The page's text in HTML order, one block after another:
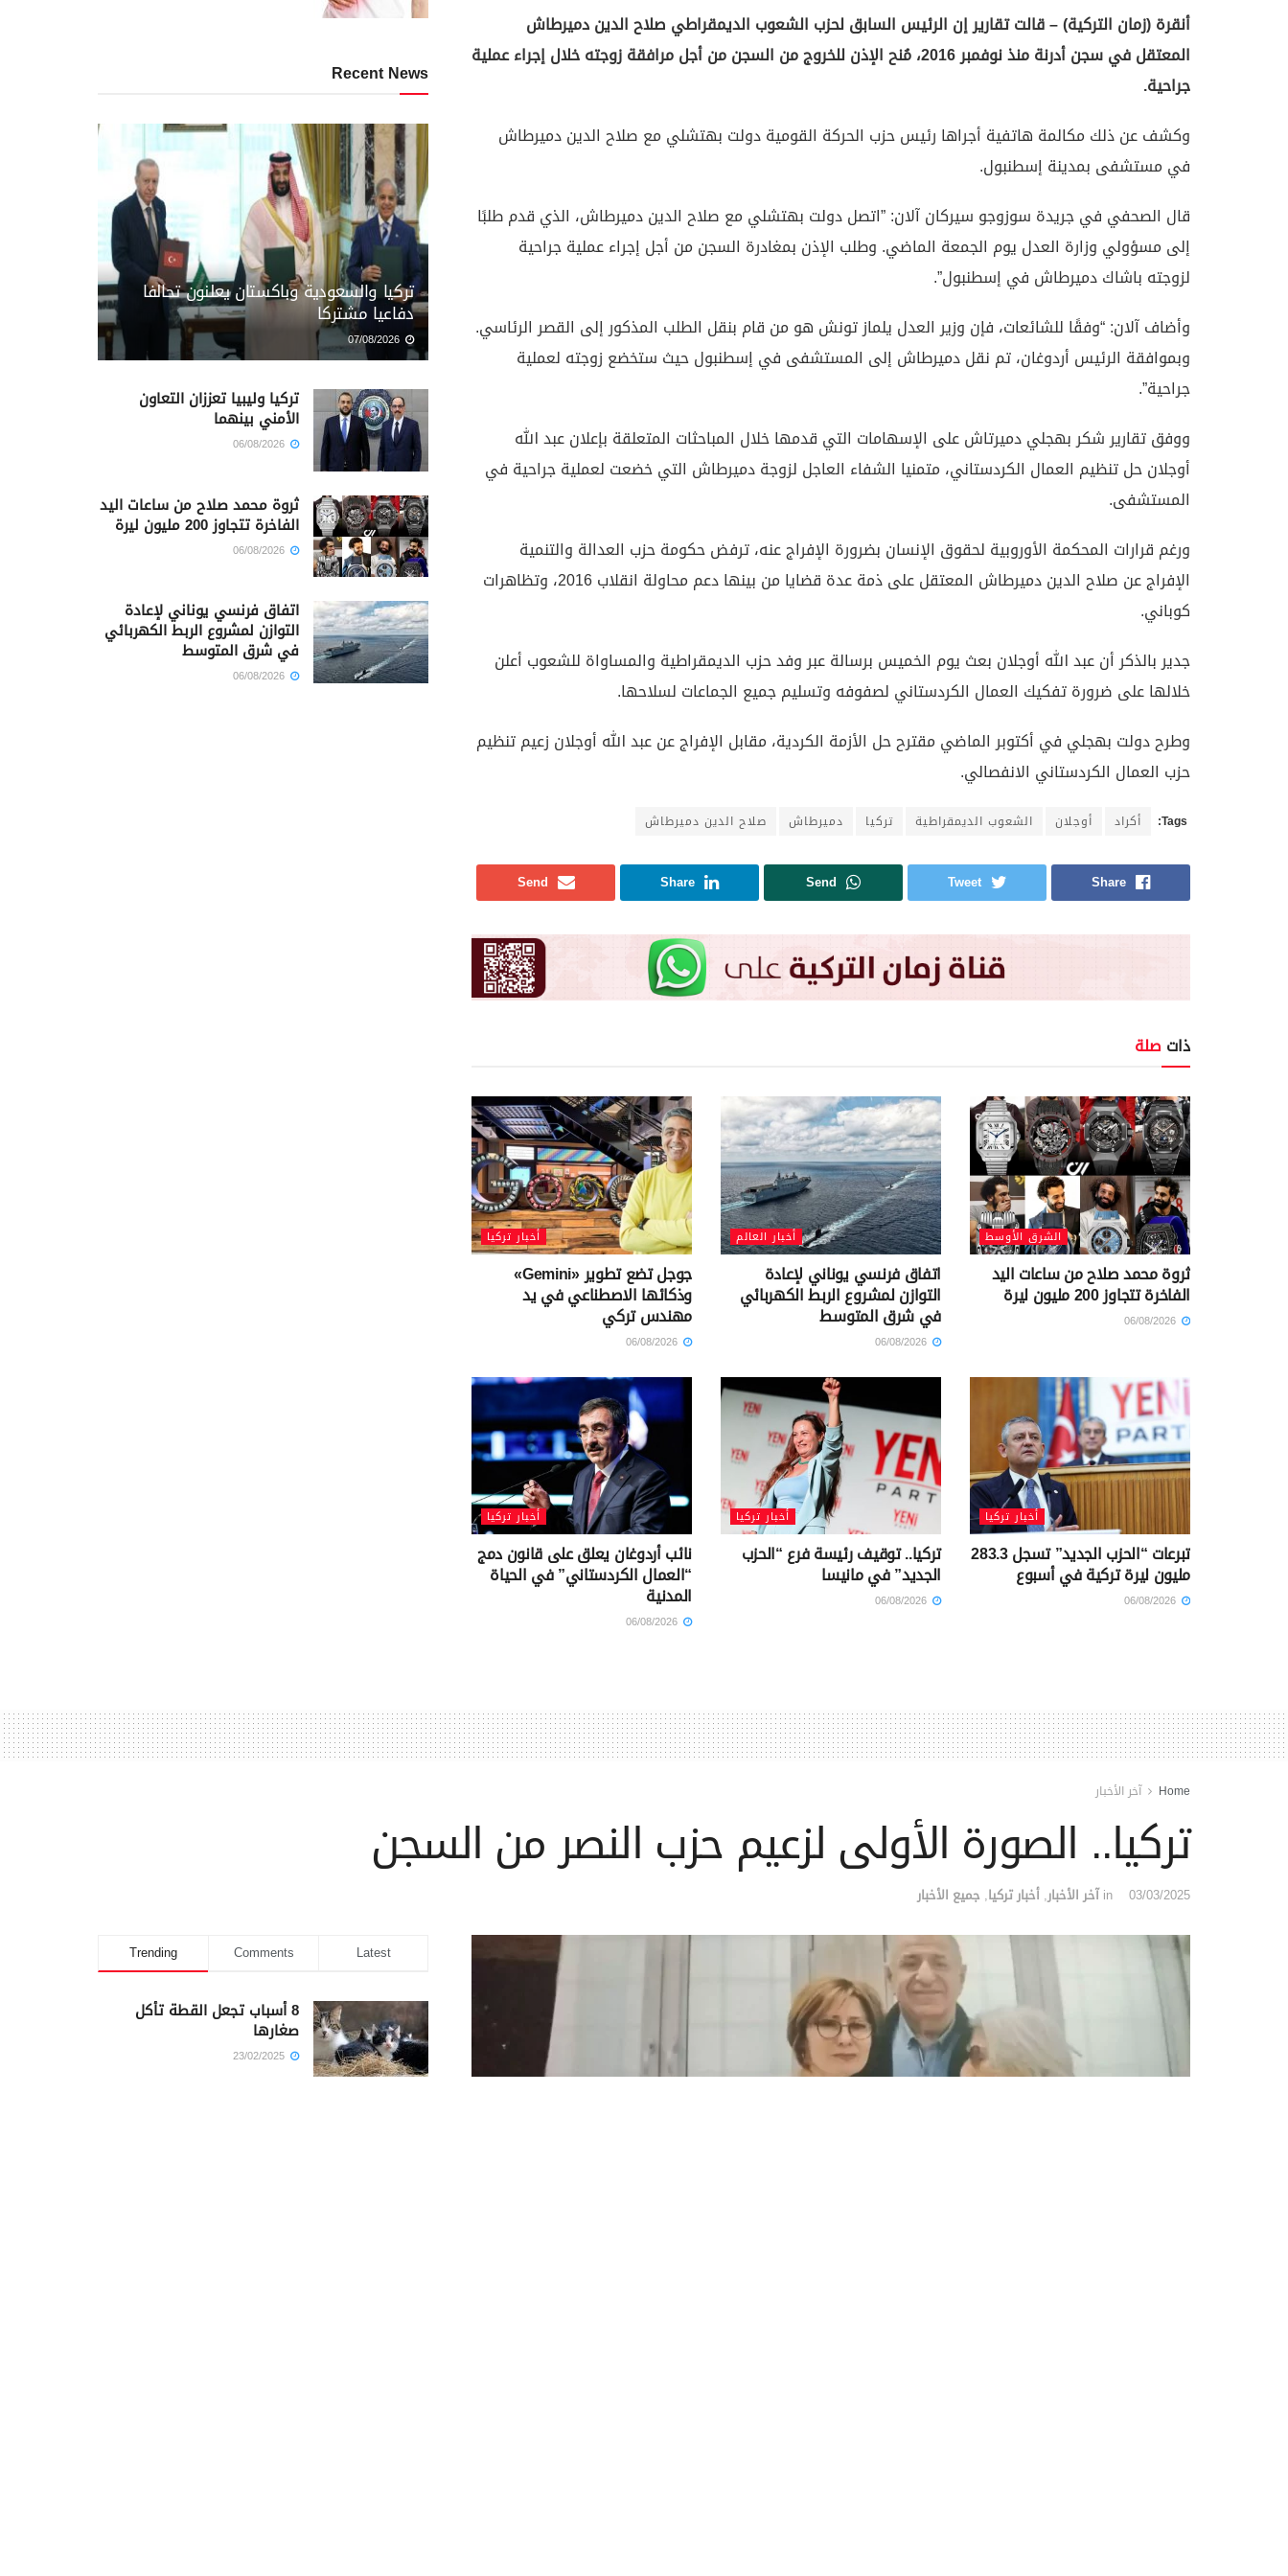
أنقرة (زمان التركية) – قالت تقارير إن الرئيس السابق لحزب الشعوب الديمقراطي صلاح الدين دميرطاش
المعتقل في سجن أدرنة منذ نوفمبر 2016، مُنح الإذن للخروج من السجن من أجل مرافقة زوجته خلال إجراء عملية
جراحية.
وكشف عن ذلك مكالمة هاتفية أجراها رئيس حزب الحركة القومية دولت بهتشلي مع صلاح الدين دميرطاش
في مستشفى بمدينة إسطنبول.
قال الصحفي في جريدة سوزوجو سيركان آلان: ”اتصل دولت بهتشلي مع صلاح الدين دميرطاش، الذي قدم طلبًا
إلى مسؤولي وزارة العدل يوم الجمعة الماضي. وطلب الإذن بمغادرة السجن من أجل إجراء عملية جراحية
لزوجته باشاك دميرطاش في إسطنبول”.
وأضاف آلان: “وفقًا للشائعات، فإن وزير العدل يلماز تونش هو من قام بنقل الطلب المذكور إلى القصر الرئاسي.
وبموافقة الرئيس أردوغان، تم نقل دميرطاش إلى المستشفى في إسطنبول حيث ستخضع زوجته لعملية
جراحية”.
ووفق تقارير شكر بهجلي دميرتاش على الإسهامات التي قدمها خلال المباحثات المتعلقة بإعلان عبد الله
أوجلان حل تنظيم العمال الكردستاني، متمنيا الشفاء العاجل لزوجة دميرطاش التي خضعت لعملية جراحية في
المستشفى.
ورغم قرارات المحكمة الأوروبية لحقوق الإنسان بضرورة الإفراج عنه، ترفض حكومة حزب العدالة والتنمية
الإفراج عن صلاح الدين دميرطاش المعتقل على ذمة عدة قضايا من بينها دعم محاولة انقلاب 2016، وتظاهرات
كوباني.
جدير بالذكر أن عبد الله أوجلان بعث يوم الخميس برسالة عبر وفد حزب الديمقراطية والمساواة للشعوب أعلن
خلالها على ضرورة تفكيك العمال الكردستاني لصفوفه وتسليم جميع الجماعات لسلاحها.
وطرح دولت بهجلي في أكتوبر الماضي مقترح حل الأزمة الكردية، مقابل الإفراج عن عبد الله أوجلان زعيم تنظيم
حزب العمال الكردستاني الانفصالي.
Tags: أكراد أوجلان الشعوب الديمقراطية تركيا دميرطاش صلاح الدين دميرطاش
Share
Tweet
Send
Share
Send
ذات صلة
الشرق الأوسط
ثروة محمد صلاح من ساعات اليد
الفاخرة تتجاوز 200 مليون ليرة
أخبار العالم
اتفاق فرنسي يوناني لإعادة
التوازن لمشروع الربط الكهربائي
في شرق المتوسط
أخبار تركيا
جوجل تضع تطوير «Gemini»
وذكائها الاصطناعي في يد
مهندس تركي
أخبار تركيا
تبرعات “الحزب الجديد” تسجل 283.3
مليون ليرة تركية في أسبوع
أخبار تركيا
تركيا.. توقيف رئيسة فرع “الحزب
الجديد” في مانيسا
أخبار تركيا
نائب أردوغان يعلق على قانون دمج
“العمال الكردستاني” في الحياة
المدنية
Recent News
تركيا والسعودية وباكستان يعلنون تحالفا
دفاعيا مشتركا
تركيا وليبيا تعززان التعاون
الأمني بينهما
ثروة محمد صلاح من ساعات اليد
الفاخرة تتجاوز 200 مليون ليرة
اتفاق فرنسي يوناني لإعادة
التوازن لمشروع الربط الكهربائي
في شرق المتوسط
Home آخر الأخبار
تركيا.. الصورة الأولى لزعيم حزب النصر من السجن
03/03/2025
in آخر الأخبار, أخبار تركيا, جميع الأخبار
Trending Comments Latest
8 أسباب تجعل القطة تأكل
صغارها